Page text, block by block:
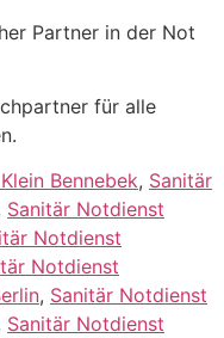
Partner in der Not
für alle
Bennebek, Sanitär
Sanitär Notdienst
Notdienst
Notdienst
, Sanitär Notdienst
Sanitär Notdienst